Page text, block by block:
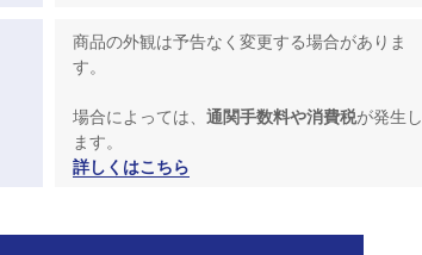
商品の外観は予告なく変更する場合がありま
す。
場合によっては、 通関手数料や消費税が発生し
ます。
詳しくはこちら